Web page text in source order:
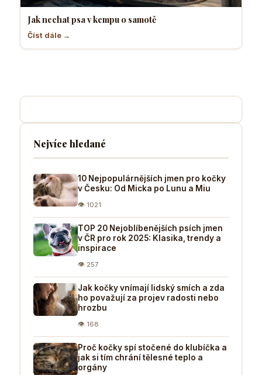
Jak nechat psa v kempu o samotě
Číst dále →
Nejvíce hledané
10 Nejpopulárnějších jmen pro kočky
v Česku: Od Micka po Lunu a Miu
👁 1021
TOP 20 Nejoblíbenějších psích jmen
v ČR pro rok 2025: Klasika, trendy a
inspirace
👁 257
Jak kočky vnímají lidský smích a zda
ho považují za projev radosti nebo
hrozbu
👁 168
Proč kočky spí stočené do klubíčka a
jak si tím chrání tělesné teplo a
orgány